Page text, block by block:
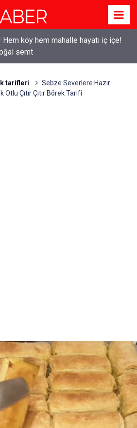
köy hem mahalle hayatı iç içe!
semt
tarifleri
Sebze Severlere Hazır
Çıtır Çıtır Börek Tarifi